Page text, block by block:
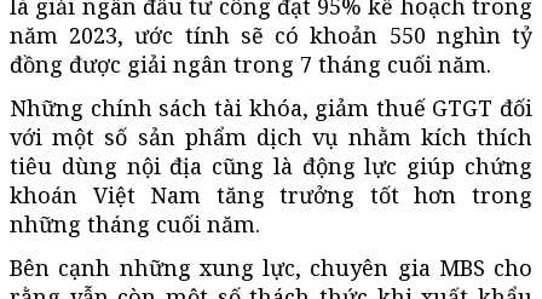
là giải ngân đầu tư công đạt 95% kế hoạch trong
năm 2023, ước tính sẽ có khoản 550 nghìn tỷ
đồng được giải ngân trong 7 tháng cuối năm.
Những chính sách tài khóa, giảm thuế GTGT đối
với một số sản phẩm dịch vụ nhằm kích thích
tiêu dùng nội địa cũng là động lực giúp chứng
khoán Việt Nam tăng trưởng tốt hơn trong
những tháng cuối năm.
Bên cạnh những xung lực, chuyên gia MBS cho